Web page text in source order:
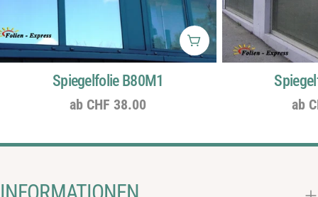
Wählen Sie Optionen
Spiegelfolie B80M1
Regulärer
ab CHF 38.00 ab
INFORMATIONEN